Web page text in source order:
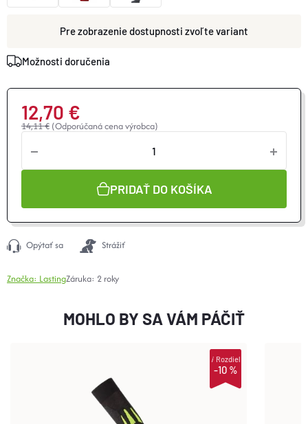
zvoľte variant
Možnosti doručenia
14,11 € (Odporúčaná cena výrobca)
12,70 €
Jednotková
PRIDAŤ DO KOŠÍKA
Opýtať sa Strážiť
Značka: LastingZáruka: 2 roky
MOHLO BY SA VÁM PÁČIŤ
-10 %
iRozdiel